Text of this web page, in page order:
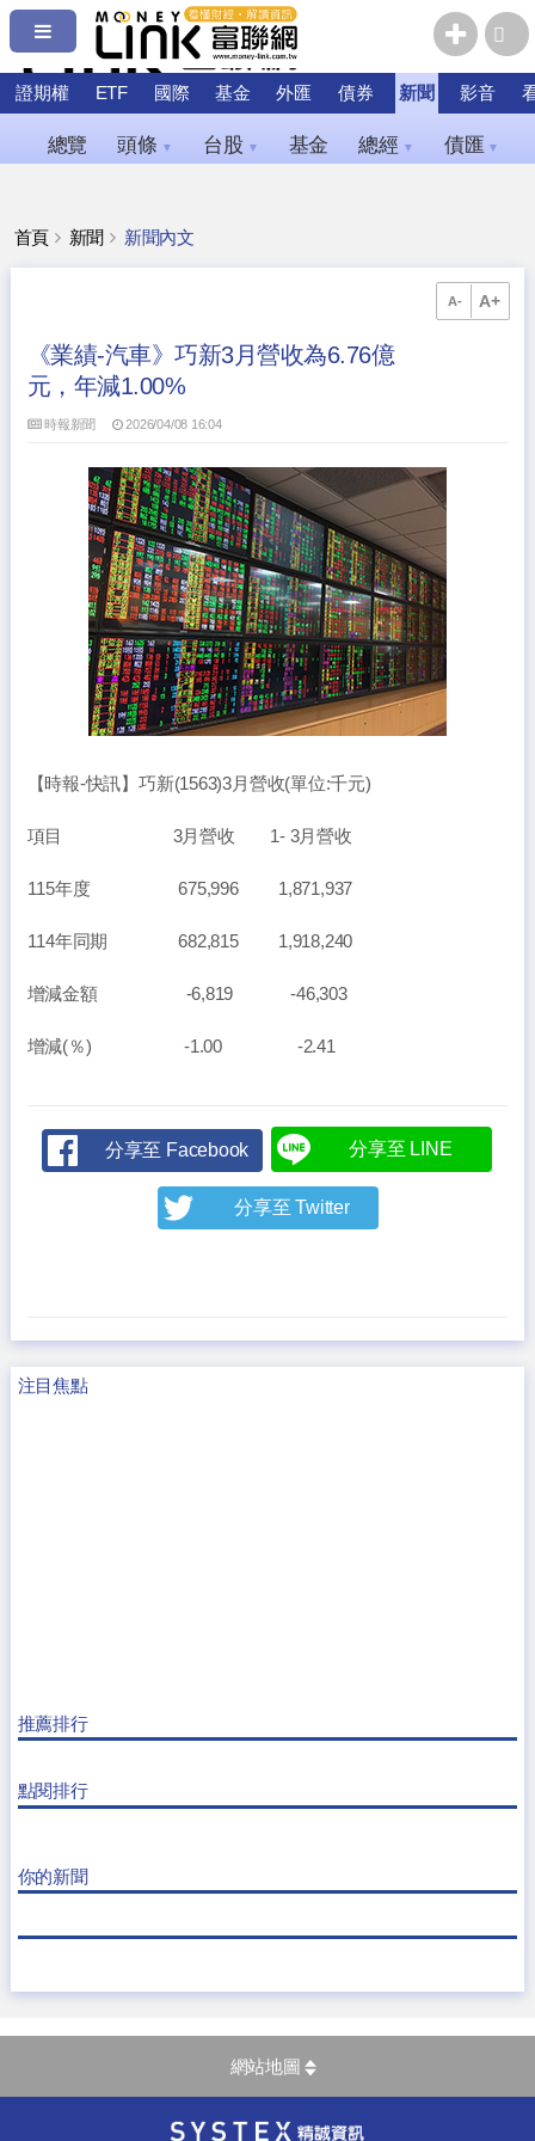
證期權 ETF 國際 基金 外匯 債券 新聞 影音
總覽 頭條 ▼ 台股 ▼ 基金 總經 ▼ 債匯 ▼
首頁 新聞 新聞內文
A- A+
《業績-汽車》巧新3月營收為6.76億
元，年減1.00%
時報新聞 2026/04/08 16:04
【時報-快訊】巧新(1563)3月營收(單位:千元)
項目 3月營收 1- 3月營收
115年度 675,996 1,871,937
114年同期 682,815 1,918,240
增減金額 -6,819 -46,303
增減(％) -1.00 -2.41
分享至 Facebook 分享至 LINE
分享至 Twitter
注目焦點
推薦排行
點閱排行
你的新聞
網站地圖